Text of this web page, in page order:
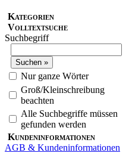
Kategorien
Volltextsuche
Suchbegriff
Nur ganze Wörter
Groß/Kleinschreibung
beachten
Alle Suchbegriffe müssen
gefunden werden
Kundeninformationen
AGB & Kundeninformationen